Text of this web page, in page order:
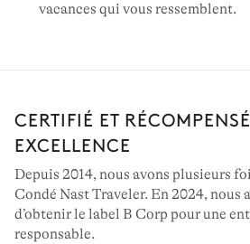
vacances qui vous ressemblent.
CERTIFIÉ ET
EXCELLENCE
Depuis 2014, nous avons plusieurs
Condé Nast Traveler. En 2024, nous
d’obtenir le label B Corp pour une
responsable.